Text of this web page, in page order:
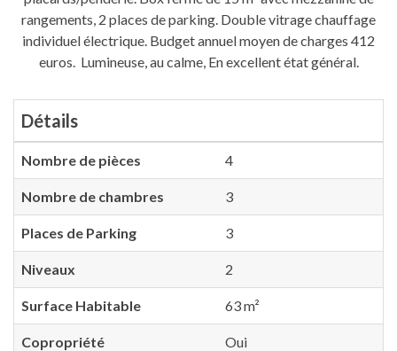
rangements, 2 places de parking. Double vitrage chauffage
individuel électrique. Budget annuel moyen de charges 412
euros. Lumineuse, au calme, En excellent état général.
Détails
Nombre de pièces 4
Nombre de chambres 3
Places de Parking 3
Niveaux 2
Surface Habitable 63 m²
Copropriété Oui